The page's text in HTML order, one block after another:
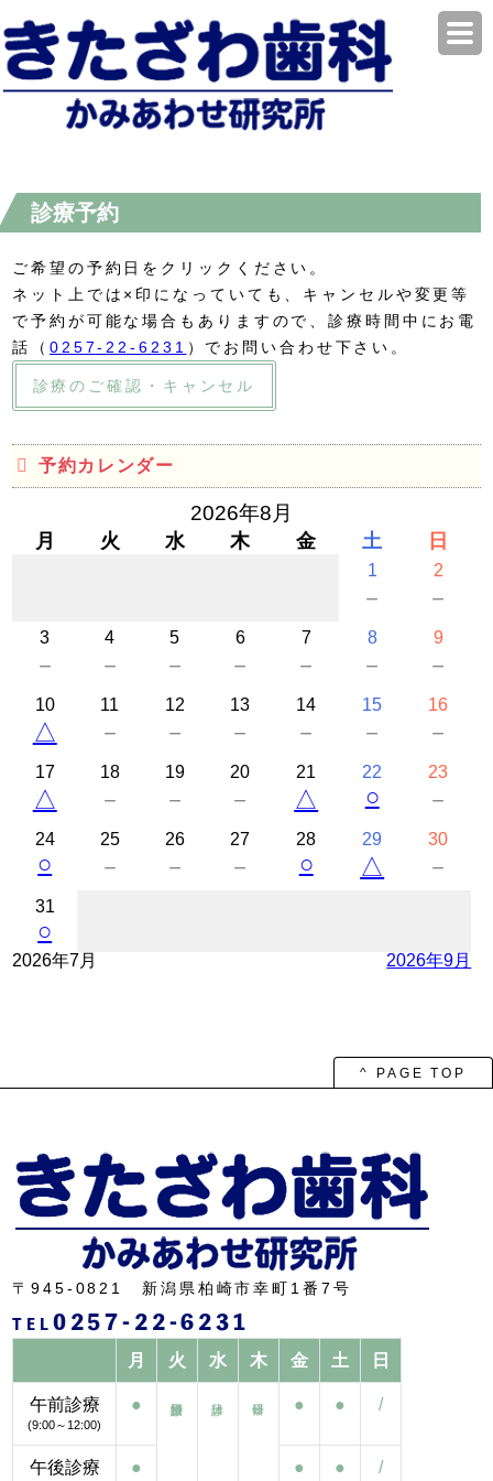
診療予約
ご希望の予約日をクリックください。
ネット上では×印になっていても、キャンセルや変更等
で予約が可能な場合もありますので、診療時間中にお電
話（ 0257-22-6231 ）でお問い合わせ下さい。
診療のご確認・キャンセル
予約カレンダー
2026年8月
月 火 水 木 金 土 日
1
－
2
－
3
－
4
－
5
－
6
－
7
－
8
－
9
－
10
△
11
－
12
－
13
－
14
－
15
－
16
－
17
△
18
－
19
－
20
－
21
△
22
○
23
－
24
○
25
－
26
－
27
－
28
○
29
△
30
－
31
○
2026年7月 2026年9月
^ PAGE TOP
〒945-0821 新潟県柏崎市幸町1番7号
TEL 0257-22-6231
月 火 水 木 金 土 日
午前診療
(9:00～12:00)
● ● ● /
午後診療 ● ● ● /